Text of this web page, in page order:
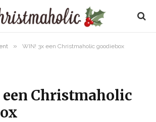
» WIN! 3x een Christmaholic goodiebox
Christmaholic